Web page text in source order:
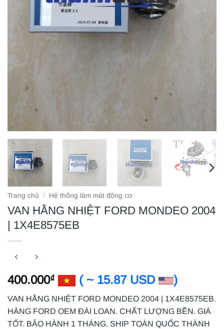
Trang chủ / Hệ thống làm mát động cơ
VAN HẰNG NHIỆT FORD MONDEO 2004
| 1X4E8575EB
400.000₫ ( ~ 15.87 USD )
VAN HẰNG NHIỆT FORD MONDEO 2004 | 1X4E8575EB.
HÀNG FORD OEM ĐÀI LOAN. CHẤT LƯỢNG BỀN. GIÁ
TỐT. BẢO HÀNH 1 THÁNG. SHIP TOÀN QUỐC THÀNH